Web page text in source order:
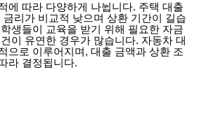
에 따라 다양하게 나뉩니다. 주택 대출
리가 비교적 낮으며 상환 기간이 길습
생들이 교육을 받기 위해 필요한 자금
이 유연한 경우가 많습니다. 자동차 대
으로 이루어지며, 대출 금액과 상환 조
라 결정됩니다.